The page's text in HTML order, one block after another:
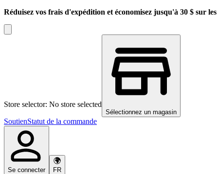
Réduisez vos frais d'expédition et économisez jusqu'à 30 $ sur
Store selector: No store selected
Sélectionnez un magasin
SoutienStatut de la commande
Se connecter FR